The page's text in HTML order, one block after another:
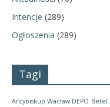
Intencje (289)
Ogłoszenia (289)
Tagi
Arcybiskup Wacław DEPO Betel